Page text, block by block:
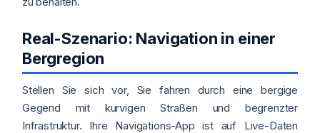
Real-Szenario: Navigation in einer
Bergregion
Stellen Sie sich vor, Sie fahren durch eine bergige
Gegend mit kurvigen Straßen und begrenzter
Infrastruktur. Ihre Navigations-App ist auf Live-Daten